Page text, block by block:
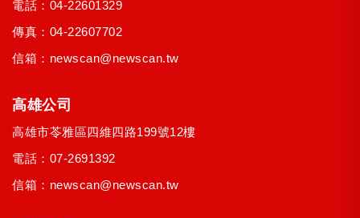
電話： 04-22601329
傳真：04-22607702
信箱： newscan@newscan.tw
高雄公司
高雄市苓雅區四維四路199號12樓
電話： 07-2691392
信箱： newscan@newscan.tw